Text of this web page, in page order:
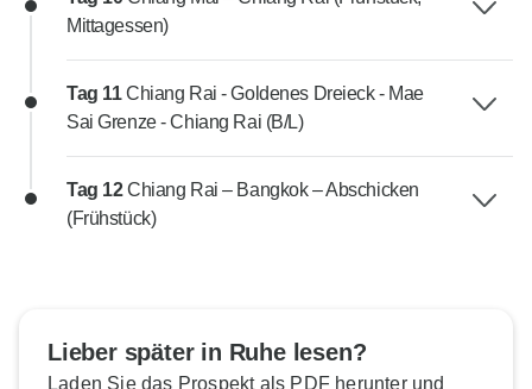
Mittagessen)
Tag 11Chiang Rai - Goldenes Dreieck - Mae
Sai Grenze - Chiang Rai (B/L)
Tag 12Chiang Rai – Bangkok – Abschicken
(Frühstück)
Lieber später in Ruhe lesen?
Laden Sie das Prospekt als PDF herunter und